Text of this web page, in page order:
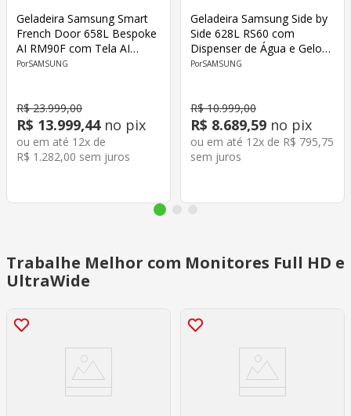
Geladeira Samsung Smart
French Door 658L Bespoke
AI RM90F com Tela AI
Home Black Charcoal 127V
SAMSUNG
R$ 23.999,00
R$ 13.999,44no pix
ou em até 12x de
R$ 1 .282,00 sem juros
Geladeira Samsung Side by
Side 628L RS60 com
Dispenser de Água e Gelo
Cinza 127V
SAMSUNG
R$ 10.999,00
R$ 8.689,59 no pix
ou em até 12x de R$ 795,75
sem juros
Trabalhe Melhor com Monitores Full HD e
UltraWide